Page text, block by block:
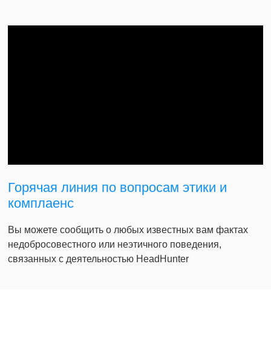
Горячая линия по вопросам этики и
комплаенс
Вы можете сообщить о любых известных вам фактах
недобросовестного или неэтичного поведения,
связанных с деятельностью HeadHunter